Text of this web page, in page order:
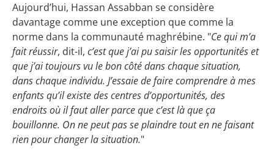
Aujourd’hui, Hassan Assabban se considère
davantage comme une exception que comme la
norme dans la communauté maghrébine. "Ce qui m’a
fait réussir, dit-il, c’est que j’ai pu saisir les opportunités et
que j’ai toujours vu le bon côté dans chaque situation,
dans chaque individu. J’essaie de faire comprendre à mes
enfants qu’il existe des centres d’opportunités, des
endroits où il faut aller parce que c’est là que ça
bouillonne. On ne peut pas se plaindre tout en ne faisant
rien pour changer la situation."